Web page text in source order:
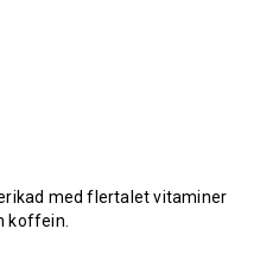
med flertalet vitaminer
koffein.